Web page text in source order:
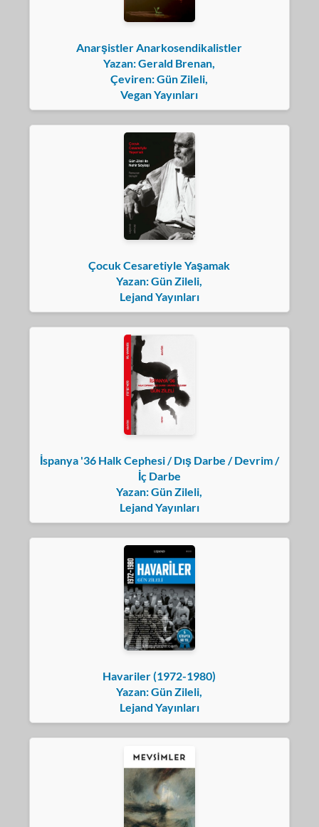
Anarşistler Anarkosendikalistler
Yazan: Gerald Brenan,
Çeviren: Gün Zileli,
Vegan Yayınları
Çocuk Cesaretiyle Yaşamak
Yazan: Gün Zileli,
Lejand Yayınları
İspanya '36 Halk Cephesi / Dış Darbe / Devrim /
İç Darbe
Yazan: Gün Zileli,
Lejand Yayınları
Havariler (1972-1980)
Yazan: Gün Zileli,
Lejand Yayınları